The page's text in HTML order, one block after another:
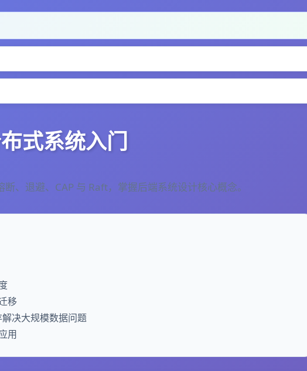
布式系统入门
、退避、CAP 与 Raft，掌握后端系统设计核心概念。
移
决大规模数据问题
用